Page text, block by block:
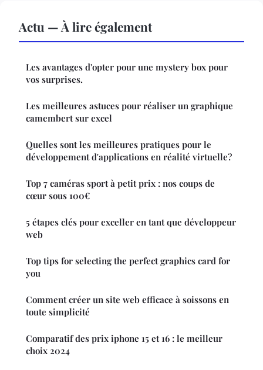
Actu — À lire également
Les avantages d'opter pour une mystery box pour
vos surprises.
Les meilleures astuces pour réaliser un graphique
camembert sur excel
Quelles sont les meilleures pratiques pour le
développement d'applications en réalité virtuelle?
Top 7 caméras sport à petit prix : nos coups de
cœur sous 100€
5 étapes clés pour exceller en tant que développeur
web
Top tips for selecting the perfect graphics card for
you
Comment créer un site web efficace à soissons en
toute simplicité
Comparatif des prix iphone 15 et 16 : le meilleur
choix 2024